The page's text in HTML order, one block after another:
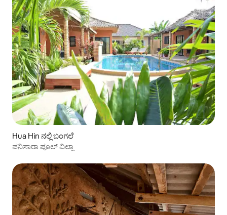
Hua Hin ನಲ್ಲಿ ಬಂಗಲೆ
ಪನಿಸಾರಾ ಪೂಲ್ ವಿಲ್ಲಾ